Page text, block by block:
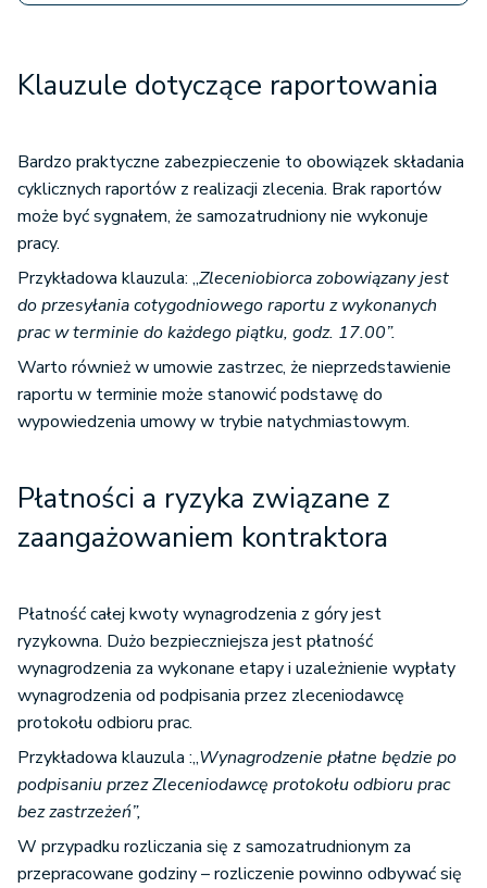
Klauzule dotyczące raportowania
Bardzo praktyczne zabezpieczenie to obowiązek składania
cyklicznych raportów z realizacji zlecenia. Brak raportów
może być sygnałem, że samozatrudniony nie wykonuje
pracy.
Przykładowa klauzula: „Zleceniobiorca zobowiązany jest
do przesyłania cotygodniowego raportu z wykonanych
prac w terminie do każdego piątku, godz. 17.00”.
Warto również w umowie zastrzec, że nieprzedstawienie
raportu w terminie może stanowić podstawę do
wypowiedzenia umowy w trybie natychmiastowym.
Płatności a ryzyka związane z
zaangażowaniem kontraktora
Płatność całej kwoty wynagrodzenia z góry jest
ryzykowna. Dużo bezpieczniejsza jest płatność
wynagrodzenia za wykonane etapy i uzależnienie wypłaty
wynagrodzenia od podpisania przez zleceniodawcę
protokołu odbioru prac.
Przykładowa klauzula :„Wynagrodzenie płatne będzie po
podpisaniu przez Zleceniodawcę protokołu odbioru prac
bez zastrzeżeń”,
W przypadku rozliczania się z samozatrudnionym za
przepracowane godziny – rozliczenie powinno odbywać się